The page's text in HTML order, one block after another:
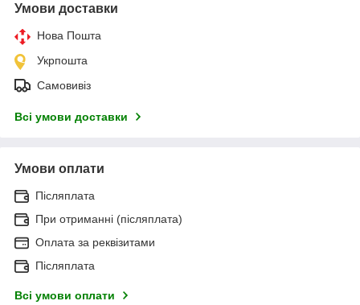
Умови доставки
Нова Пошта
Укрпошта
Самовивіз
Всі умови доставки
Умови оплати
Післяплата
При отриманні (післяплата)
Оплата за реквізитами
Післяплата
Всі умови оплати